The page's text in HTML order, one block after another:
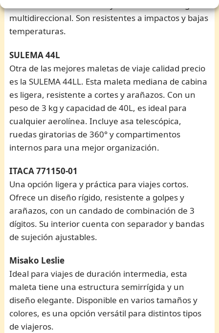
multidireccional. Son resistentes a impactos y bajas
temperaturas.
SULEMA 44L
Otra de las mejores maletas de viaje calidad precio
es la SULEMA 44LL. Esta maleta mediana de cabina
es ligera, resistente a cortes y arañazos. Con un
peso de 3 kg y capacidad de 40L, es ideal para
cualquier aerolínea. Incluye asa telescópica,
ruedas giratorias de 360° y compartimentos
internos para una mejor organización.
ITACA 771150-01
Una opción ligera y práctica para viajes cortos.
Ofrece un diseño rígido, resistente a golpes y
arañazos, con un candado de combinación de 3
dígitos. Su interior cuenta con separador y bandas
de sujeción ajustables.
Misako Leslie
Ideal para viajes de duración intermedia, esta
maleta tiene una estructura semirrígida y un
diseño elegante. Disponible en varios tamaños y
colores, es una opción versátil para distintos tipos
de viajeros.